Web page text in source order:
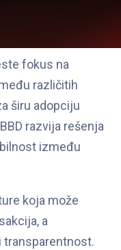
fokus na
različitih
širu adopciju
razvija rešenja
između
koja može
a
transparentnost.